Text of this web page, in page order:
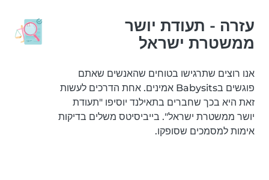
עזרה - תעודת יושר
ממשטרת ישראל
אנו רוצים שתרגישו בטוחים שהאנשים שאתם
פוגשים בBabysits אמינים. אחת הדרכים לעשות
זאת היא בכך שחברים בתאילנד יוסיפו "תעודת
יושר ממשטרת ישראל". בייביסיטס משלים בדיקות
אימות למסמכים שסופקו.